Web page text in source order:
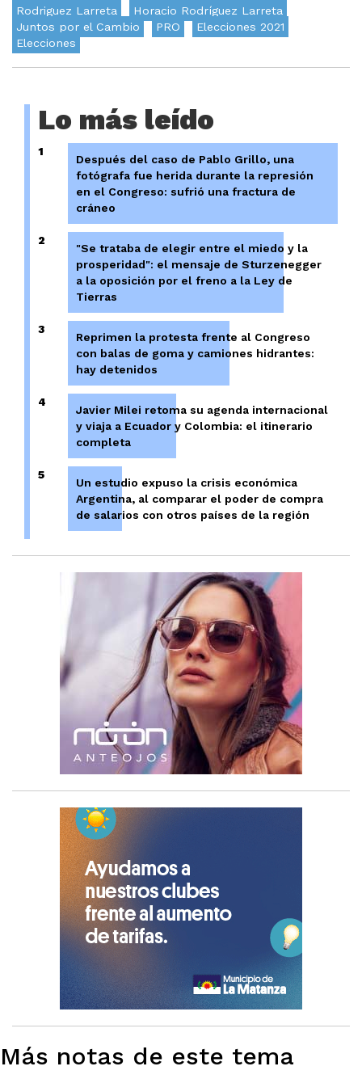
Rodriguez Larreta
Horacio Rodríguez Larreta
Juntos por el Cambio
PRO
Elecciones 2021
Elecciones
Lo más leído
1
Después del caso de Pablo Grillo, una
fotógrafa fue herida durante la represión
en el Congreso: sufrió una fractura de
cráneo
2
"Se trataba de elegir entre el miedo y la
prosperidad": el mensaje de Sturzenegger
a la oposición por el freno a la Ley de
Tierras
3
Reprimen la protesta frente al Congreso
con balas de goma y camiones hidrantes:
hay detenidos
4
Javier Milei retoma su agenda internacional
y viaja a Ecuador y Colombia: el itinerario
completa
5
Un estudio expuso la crisis económica
Argentina, al comparar el poder de compra
de salarios con otros países de la región
Más notas de este tema